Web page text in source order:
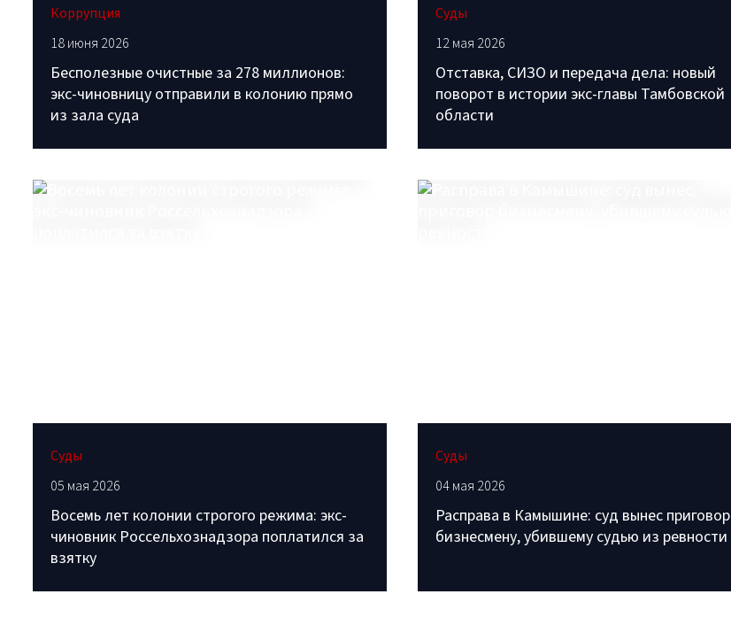
Коррупция
18 июня 2026
Бесполезные очистные за 278 миллионов:
экс-чиновницу отправили в колонию прямо
из зала суда
Суды
12 мая 2026
Отставка, СИЗО и передача дела: новый
поворот в истории экс-главы Тамбовской
области
Суды
05 мая 2026
Восемь лет колонии строгого режима: экс-
чиновник Россельхознадзора поплатился за
взятку
Суды
04 мая 2026
Расправа в Камышине: суд вынес приговор
бизнесмену, убившему судью из ревности